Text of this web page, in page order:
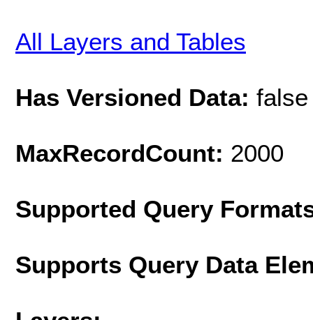
All Layers and Tables
Has Versioned Data: false
MaxRecordCount: 2000
Supported Query
Supports Query Data